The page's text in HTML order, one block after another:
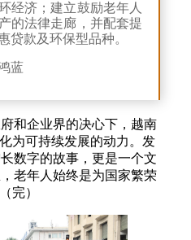
经济；建立鼓励老年人
的法律走廊，并配套提
贷款及环保型品种。
蓝
和企业界的决心下，越南
为可持续发展的动力。发
数字的故事，更是一个文
老年人始终是为国家繁荣
完）